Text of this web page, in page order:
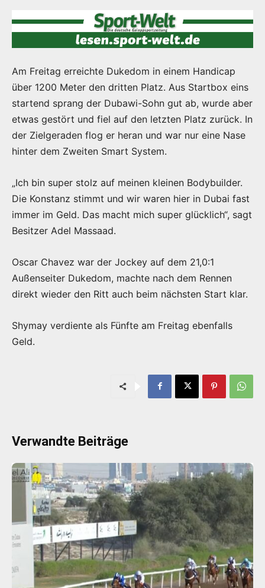
Am Freitag erreichte Dukedom in einem Handicap
über 1200 Meter den dritten Platz. Aus Startbox eins
startend sprang der Dubawi-Sohn gut ab, wurde aber
etwas gestört und fiel auf den letzten Platz zurück. In
der Zielgeraden flog er heran und war nur eine Nase
hinter dem Zweiten Smart System.
„Ich bin super stolz auf meinen kleinen Bodybuilder.
Die Konstanz stimmt und wir waren hier in Dubai fast
immer im Geld. Das macht mich super glücklich“, sagt
Besitzer Adel Massaad.
Oscar Chavez war der Jockey auf dem 21,0:1
Außenseiter Dukedom, machte nach dem Rennen
direkt wieder den Ritt auch beim nächsten Start klar.
Shymay verdiente als Fünfte am Freitag ebenfalls
Geld.
Verwandte Beiträge